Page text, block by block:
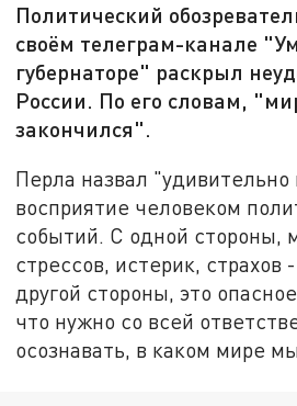
Политический
своём телеграм-канале
губернаторе" раскрыл
России. По его словам,
закончился".
Перла назвал
восприятие человеком
событий. С одной стороны,
стрессов, истерик, страхов
другой стороны, это
что нужно со всей
осознавать, в каком мире